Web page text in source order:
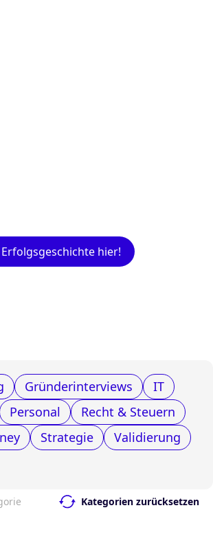
hier!
Gründerinterviews
IT
Personal
Recht & Steuern
Strategie
Validierung
Kategorien zurücksetzen